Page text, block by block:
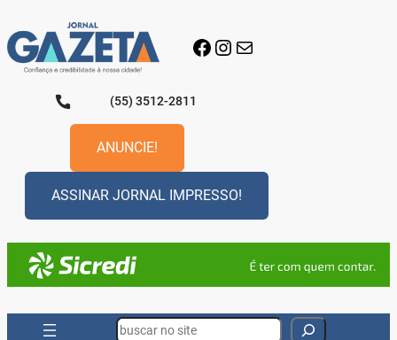
para
o
conteúdo
Facebook
Instagram
E-mail
(55) 3512-2811
ANUNCIE!
ASSINAR JORNAL IMPRESSO!
Search